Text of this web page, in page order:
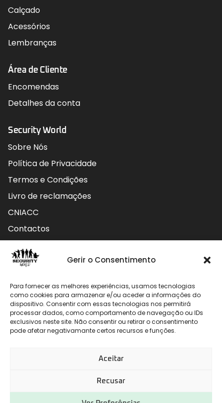
Gerir o Consentimento
Para fornecer as melhores experiências, usamos tecnologias
como cookies para armazenar e/ou aceder a informações do
dispositivo. Consentir com essas tecnologias nos permitirá
processar dados, como comportamento de navegação ou IDs
exclusivos neste site. Não consentir ou retirar o consentimento
pode afetar negativamante certos recursos e funções.
Aceitar
Recusar
Calçado
Acessórios
Lembranças
Área de Cliente
Encomendas
Detalhes da conta
Security World
Sobre Nós
Política de Privacidade
Termos e Condições
Livro de reclamações
CNIACC
Contactos
Contactos
912 009 740 (Chamada para rede móvel nacional)
geral@securityworld.pt